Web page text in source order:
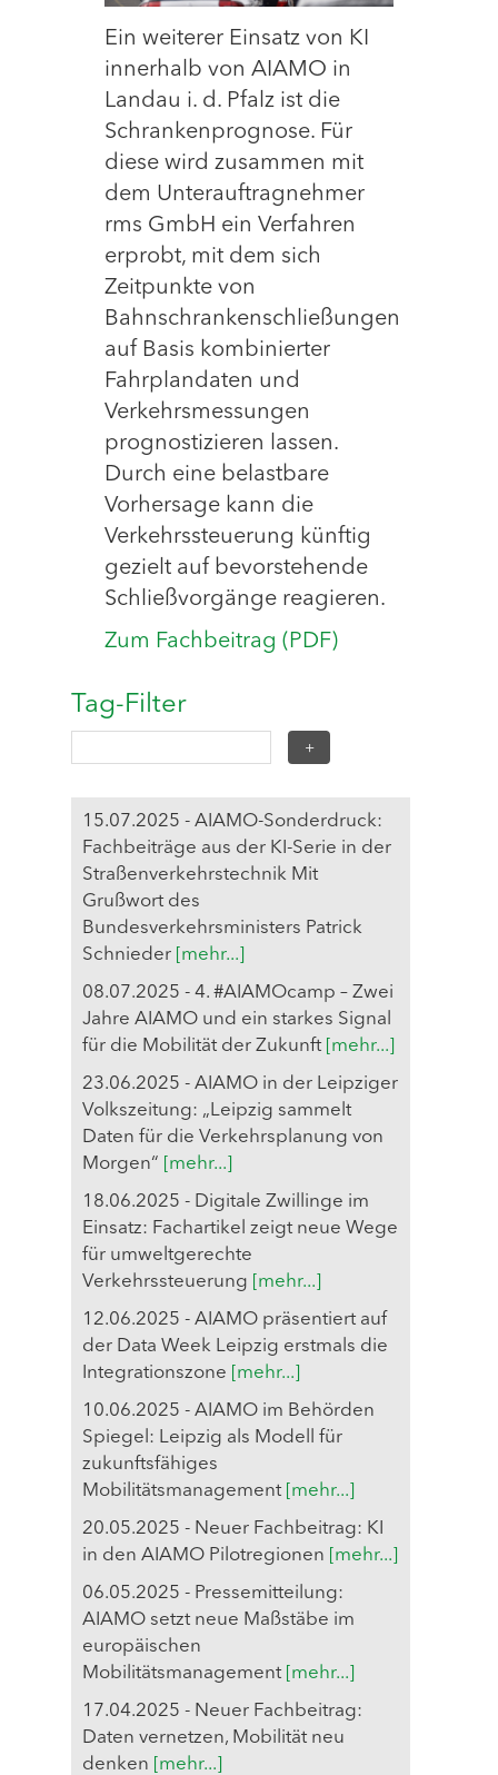
Ein weiterer Einsatz von KI
innerhalb von AIAMO in
Landau i. d. Pfalz ist die
Schrankenprognose. Für
diese wird zusammen mit
dem Unterauftragnehmer
rms GmbH ein Verfahren
erprobt, mit dem sich
Zeitpunkte von
Bahnschrankenschließungen
auf Basis kombinierter
Fahrplandaten und
Verkehrsmessungen
prognostizieren lassen.
Durch eine belastbare
Vorhersage kann die
Verkehrssteuerung künftig
gezielt auf bevorstehende
Schließvorgänge reagieren.
Zum Fachbeitrag (PDF)
Tag-Filter
15.07.2025 - AIAMO-Sonderdruck:
Fachbeiträge aus der KI-Serie in der
Straßenverkehrstechnik Mit
Grußwort des
Bundesverkehrsministers Patrick
Schnieder [mehr...]
08.07.2025 - 4. #AIAMOcamp – Zwei
Jahre AIAMO und ein starkes Signal
für die Mobilität der Zukunft [mehr...]
23.06.2025 - AIAMO in der Leipziger
Volkszeitung: „Leipzig sammelt
Daten für die Verkehrsplanung von
Morgen“
[mehr...]
18.06.2025 - Digitale Zwillinge im
Einsatz: Fachartikel zeigt neue Wege
für umweltgerechte
Verkehrssteuerung
[mehr...]
12.06.2025 - AIAMO präsentiert auf
der Data Week Leipzig erstmals die
Integrationszone
[mehr...]
10.06.2025 - AIAMO im Behörden
Spiegel: Leipzig als Modell für
zukunftsfähiges
Mobilitätsmanagement [mehr...]
20.05.2025 - Neuer Fachbeitrag: KI
in den AIAMO Pilotregionen
[mehr...]
06.05.2025 - Pressemitteilung:
AIAMO setzt neue Maßstäbe im
europäischen
Mobilitätsmanagement [mehr...]
17.04.2025 - Neuer Fachbeitrag:
Daten vernetzen, Mobilität neu
denken
[mehr...]